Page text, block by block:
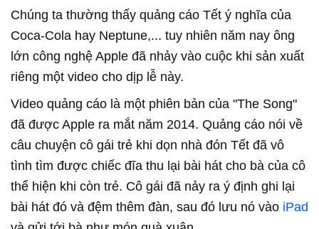
Chúng ta thường thấy quảng cáo Tết ý nghĩa của
Coca-Cola hay Neptune,... tuy nhiên năm nay ông
lớn công nghệ Apple đã nhảy vào cuộc khi sản xuất
riêng một video cho dịp lễ này.
Video quảng cáo là một phiên bản của "The Song"
đã được Apple ra mắt năm 2014. Quảng cáo nói về
câu chuyện cô gái trẻ khi dọn nhà đón Tết đã vô
tình tìm được chiếc đĩa thu lại bài hát cho bà của cô
thể hiện khi còn trẻ. Cô gái đã nảy ra ý định ghi lại
bài hát đó và đệm thêm đàn, sau đó lưu nó vào iPad